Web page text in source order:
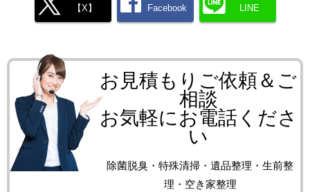
【X】 Facebook LINE
お見積もりご依頼＆ご
相談
お気軽にお電話くださ
い
除菌脱臭・特殊清掃・遺品整理・生前整
理・空き家整理